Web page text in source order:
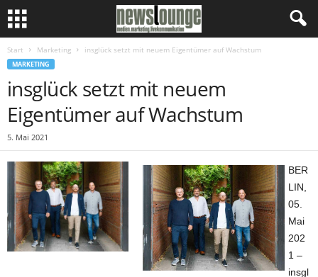
Start Marketing insglück setzt mit neuem Eigentümer auf Wachstum
MARKETING
insglück setzt mit neuem
Eigentümer auf Wachstum
5. Mai 2021
BER
LIN,
05.
Mai
202
1 –
insgl